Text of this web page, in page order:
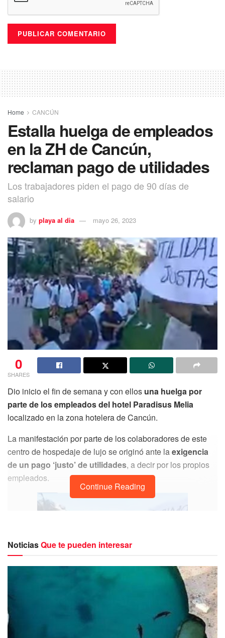
Home CANCÚN
Estalla huelga de empleados
en la ZH de Cancún,
reclaman pago de utilidades
Los trabajadores piden el pago de 90 días de
salario
by playa al dia mayo 26, 2023
0
SHARES
Dio inicio el fin de semana y con ellos una huelga por
parte de los empleados del hotel Paradisus Melia
localizado en la zona hotelera de Cancún.
La manifestación por parte de los colaboradores de este
centro de hospedaje de lujo se originó ante laexigencia
de un pago ‘justo’ de utilidades, a decir por los propios
empleados.
Continue Reading
NoticiasQue te pueden interesar